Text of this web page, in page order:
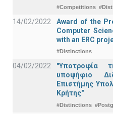
#Competitions
14/02/2022
Award of the
Computer
with an ERC
#Distinctions
04/02/2022
"Υποτροφία
υποψήφιο
Επιστήμης
Κρήτης"
#Distinctions